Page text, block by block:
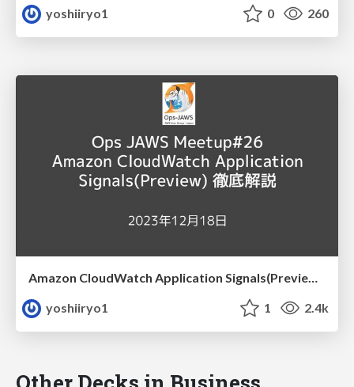
yoshiiryo1
0 260
Amazon CloudWatch Application Signals(Preview) 徹底解説
yoshiiryo1
1 2.4k